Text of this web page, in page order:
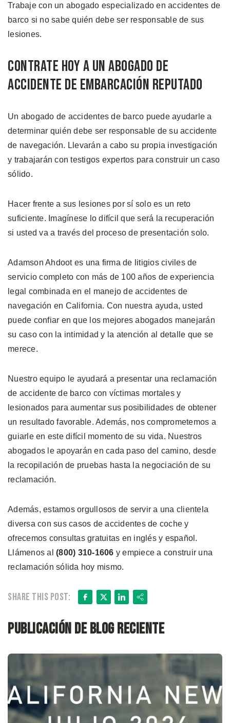
Trabaje con un abogado especializado en accidentes de
barco si no sabe quién debe ser responsable de sus
lesiones.
Contrate Hoy a un Abogado de
Accidente de Embarcación Reputado
Un abogado de accidentes de barco puede ayudarle a
determinar quién debe ser responsable de su accidente
de navegación. Llevarán a cabo su propia investigación
y trabajarán con testigos expertos para construir un caso
sólido.
Hacer frente a sus lesiones por sí solo es un reto
suficiente. Imagínese lo difícil que será la recuperación
si usted va a través del proceso de presentación solo.
Adamson Ahdoot es una firma de litigios civiles de
servicio completo con más de 100 años de experiencia
legal combinada en el manejo de accidentes de
navegación en California. Con nuestra ayuda, usted
puede confiar en que los mejores abogados manejarán
su caso con la intimidad y la atención al detalle que se
merece.
Nuestro equipo le ayudará a presentar una reclamación
de accidente de barco con víctimas mortales y
lesionados para aumentar sus posibilidades de obtener
un resultado favorable. Además, nos comprometemos a
guiarle en este difícil momento de su vida. Nuestros
abogados le apoyarán en cada paso del camino, desde
la recopilación de pruebas hasta la negociación de su
reclamación.
Además, estamos orgullosos de servir a una clientela
diversa con sus casos de accidentes de coche y
ofrecemos consultas gratuitas en inglés y español.
Llámenos al (800) 310-1606 y empiece a construir una
reclamación sólida hoy mismo.
Share this post: Facebook
X LinkedIn
Share
Publicación de blog reciente